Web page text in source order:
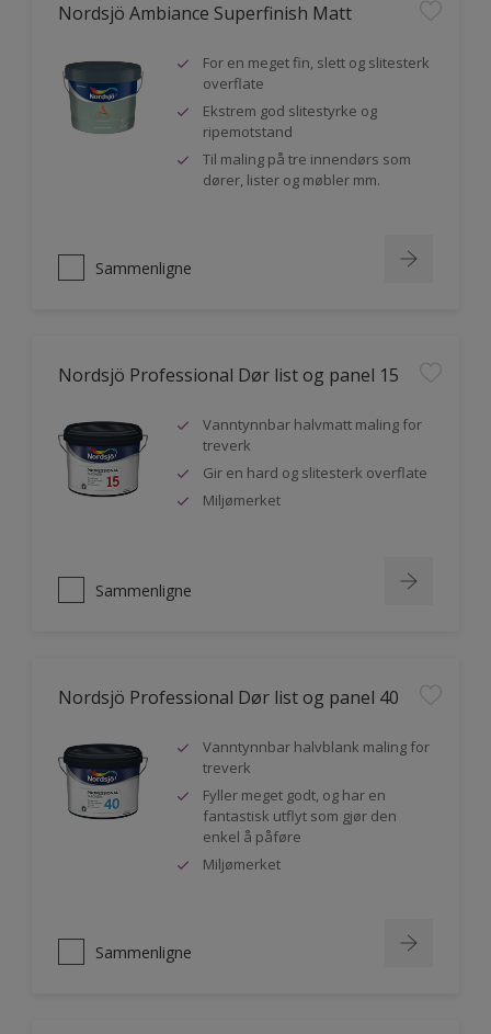
Nordsjö Ambiance Superfinish Matt
For en meget fin, slett og slitesterk
overflate
Ekstrem god slitestyrke og
ripemotstand
Til maling på tre innendørs som
dører, lister og møbler mm.
Sammenligne
Nordsjö Professional Dør list og panel 15
Vanntynnbar halvmatt maling for
treverk
Gir en hard og slitesterk overflate
Miljømerket
Sammenligne
Nordsjö Professional Dør list og panel 40
Vanntynnbar halvblank maling for
treverk
Fyller meget godt, og har en
fantastisk utflyt som gjør den
enkel å påføre
Miljømerket
Sammenligne